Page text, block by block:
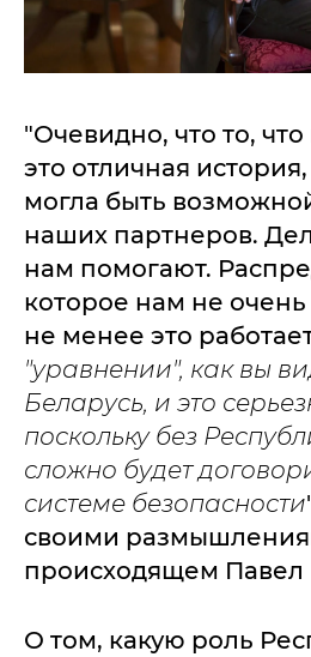
"Очевидно, что то,
это отличная
могла быть
наших партнеров.
нам помогают.
которое нам не очень
не менее это
"уравнении", как вы
Беларусь, и это
поскольку без
сложно будет
системе безопасности
своими
происходящем
О том, какую роль